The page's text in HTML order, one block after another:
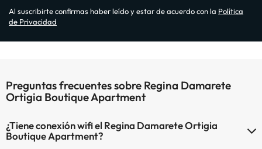
Al suscribirte confirmas haber leído y estar de acuerdo con la Política
de Privacidad
Preguntas frecuentes sobre Regina Damarete
Ortigia Boutique Apartment
¿Tiene conexión wifi el Regina Damarete Ortigia
Boutique Apartment?